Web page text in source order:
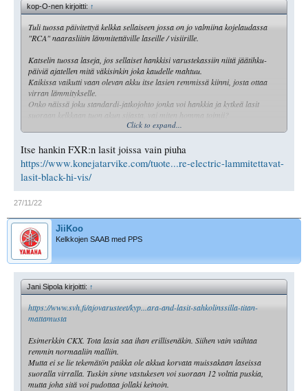
kop-O-nen kirjoitti: ↑
Tuli tuossa päivitettyä kelkka sellaiseen jossa on jo valmiina kojelaudassa
"RCA" naarasliitin lämmitettäville laseille / visiirille.
Katselin tuossa laseja, jos sellaiset hankkisi varustekassiin niitä jäätihku-
päiviä ajatellen mitä väkisinkin joka kaudelle mahtuu.
Kaikissa vaikutti vaan olevan akku itse lasien remmissä kiinni, josta ottaa
virran lämmitykselle.
Onko näissä joku standardi-jatkojohto jonka voi hankkia ja kytkeä lasit
suoraan kelkkaan tuon akun sijasta, vai miten homma toimii?
tarkoitettu kelkkaan kytkettäväksi.
Muutenkin saa heitellä suosituksia, hintaluokassa alle 200€.
Plussaa olisi että lämmitys pysyy päällä koko ajan näin halutessa, ei
tarvitsisi mitään nappeja painella vähän väliä.
Click to expand...
Itse hankin FXR:n lasit joissa vain piuha
https://www.konejatarvike.com/tuote...re-electric-lammitettavat-
lasit-black-hi-vis/
27/11/22
JiiKoo
Kelkkojen SAAB med PPS
Jani Sipola kirjoitti:↑
https://www.svh.fi/ajovarusteet/kyp...ara-and-lasit-sahkolinssilla-titan-
mattamusta
Esimerkkin CKX. Tota lasia saa ihan erillisenäkin. Siihen vain vaihtaa
remmin normaaliin malliin.
Mutta ei se lie tekemätön paikka ole akkua korvata muissakaan laseissa
suoralla virralla. Tuskin sinne vastukesen voi suoraan 12 volttia puskia,
mutta joha sitä voi pudottaa jollaki keinoin.